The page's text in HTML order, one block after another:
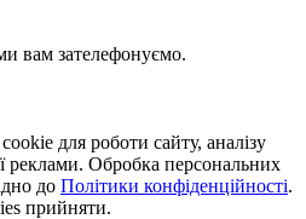
вам зателефонуємо.
для роботи сайту, аналізу
реклами. Обробка персональних
до Політики конфіденційності.
прийняти.